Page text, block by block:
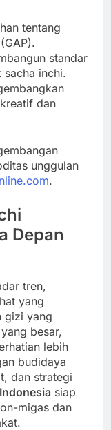
tentang
standar
sacha inchi.
dan
unggulan
.
Depan
tren,
yang
gizi yang
besar,
lebih
budidaya
dan strategi
siap
migas dan